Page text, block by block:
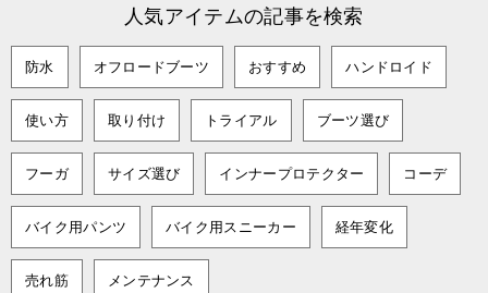
人気アイテムの記事を検索
防水 オフロードブーツ おすすめ ハンドロイド
使い方 取り付け トライアル ブーツ選び
フーガ サイズ選び インナープロテクター コーデ
バイク用パンツ バイク用スニーカー 経年変化
売れ筋 メンテナンス